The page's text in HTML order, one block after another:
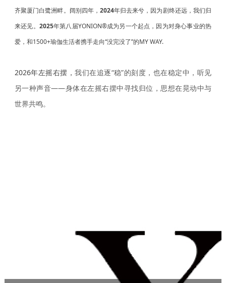
齐聚厦门白鹭洲畔。阔别四年， 2024年归去来兮，因为剧终还远，我们归
来还见。 2025年第八届YONION®成为另一个起点，因为对身心事业的热
爱，和1500+瑜伽生活者携手走向“没完没了”的MY WAY.
2026年左摇右摆，我们在追逐“稳”的刻度，也在稳定中，听见
另一种声音——身体在左摇右摆中寻找归位，思想在晃动中与
世界共鸣。